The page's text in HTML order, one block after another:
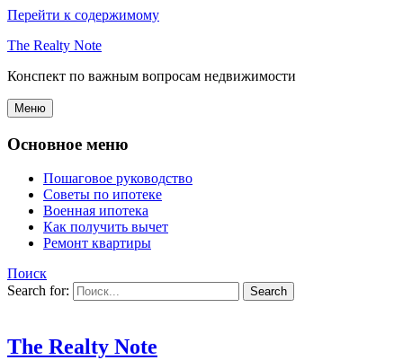
Перейти к содержимому
The Realty Note
Конспект по важным вопросам недвижимости
Меню
Основное меню
Пошаговое руководство
Советы по ипотеке
Военная ипотека
Как получить вычет
Ремонт квартиры
Поиск
Search for:
The Realty Note